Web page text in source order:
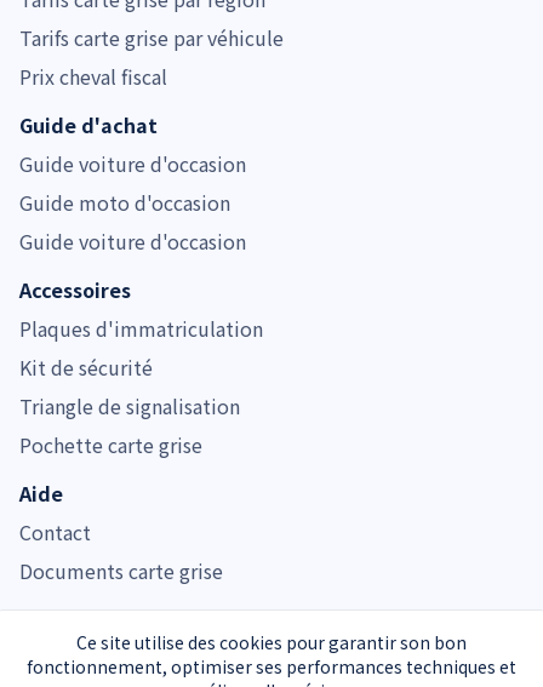
Ce site utilise des cookies pour garantir son bon
fonctionnement, optimiser ses performances techniques et
Tarifs carte grise par véhicule
Prix cheval fiscal
Guide d'achat
Guide voiture d'occasion
Guide moto d'occasion
Guide voiture d'occasion
Accessoires
Plaques d'immatriculation
Kit de sécurité
Triangle de signalisation
Pochette carte grise
Aide
Contact
Documents carte grise
Immatriculer.com est noté 4.7/5 pour son service de carte grise